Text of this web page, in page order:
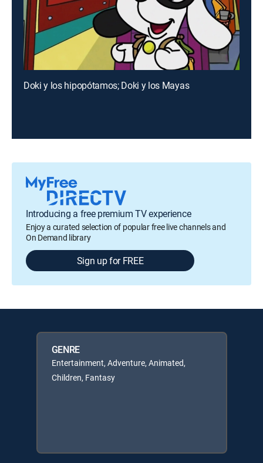
Doki y los hipopótamos; Doki y los Mayas
Introducing a free premium TV experience
Enjoy a curated selection of popular free live channels and
On Demand library
Sign up for FREE
GENRE
Entertainment, Adventure, Animated,
Children, Fantasy